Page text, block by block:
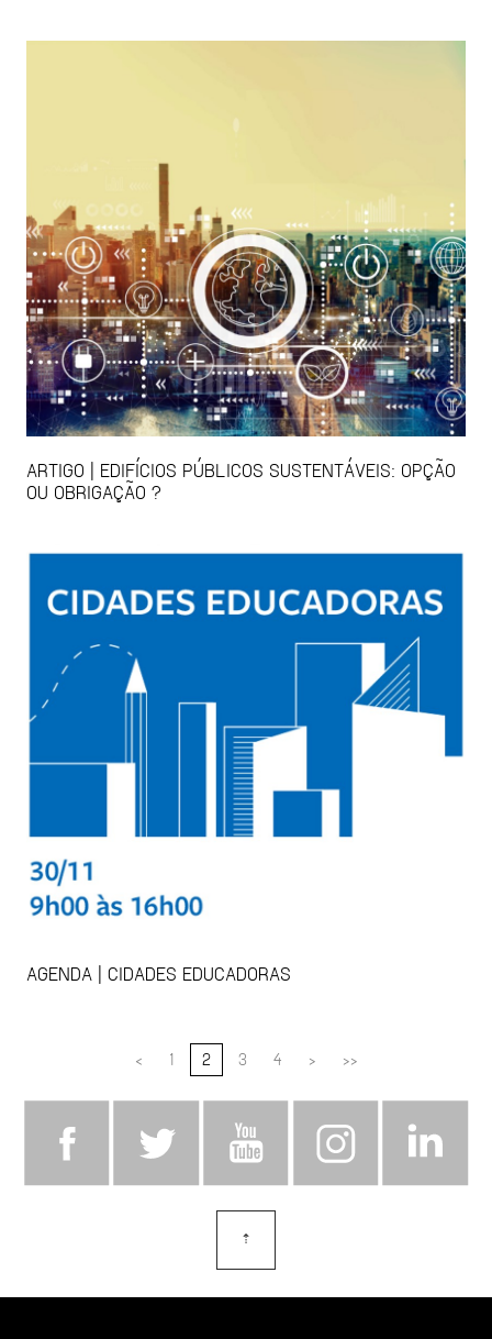
ARTIGO | EDIFÍCIOS PÚBLICOS SUSTENTÁVEIS: OPÇÃO
OU OBRIGAÇÃO ?
AGENDA | CIDADES EDUCADORAS
< 1 2 3 4 > >>
⇡